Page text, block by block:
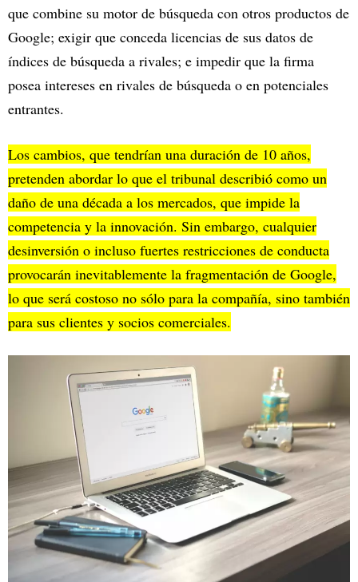
que combine su motor de búsqueda con otros productos de
Google; exigir que conceda licencias de sus datos de
índices de búsqueda a rivales; e impedir que la firma
posea intereses en rivales de búsqueda o en potenciales
entrantes.
Los cambios, que tendrían una duración de 10 años,
pretenden abordar lo que el tribunal describió como un
daño de una década a los mercados, que impide la
competencia y la innovación. Sin embargo, cualquier
desinversión o incluso fuertes restricciones de conducta
provocarán inevitablemente la fragmentación de Google,
lo que será costoso no sólo para la compañía, sino también
para sus clientes y socios comerciales.